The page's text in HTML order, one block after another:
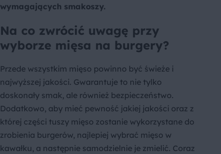
wymagających smakoszy.
Na co zwrócić uwagę przy
wyborze mięsa na burgery?
Przede wszystkim mięso powinno być świeże i
najwyższej jakości. Gwarantuje to nie tylko
doskonały smak, ale również bezpieczeństwo.
Dodatkowo, aby mieć pewność jakiej jakości oraz z
której części tuszy mięso zostanie wykorzystane do
zrobienia burgerów, najlepiej wybrać mięso w
kawałku, a następnie samodzielnie je zmielić. Coraz